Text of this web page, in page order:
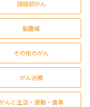
頭頸部がん
脳腫瘍
その他のがん
がん治療
んと生活・運動・食事